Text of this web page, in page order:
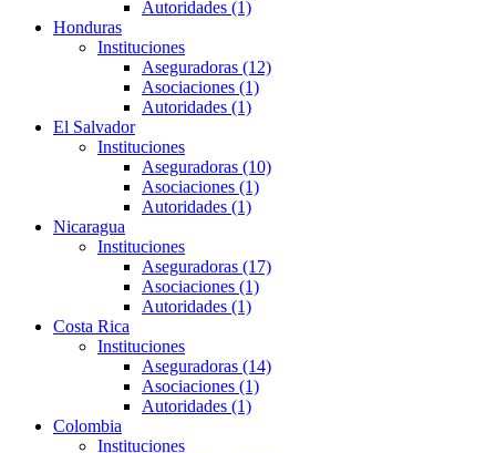
Autoridades (1)
Honduras
Instituciones
Aseguradoras (12)
Asociaciones (1)
Autoridades (1)
El Salvador
Instituciones
Aseguradoras (10)
Asociaciones (1)
Autoridades (1)
Nicaragua
Instituciones
Aseguradoras (17)
Asociaciones (1)
Autoridades (1)
Costa Rica
Instituciones
Aseguradoras (14)
Asociaciones (1)
Autoridades (1)
Colombia
Instituciones